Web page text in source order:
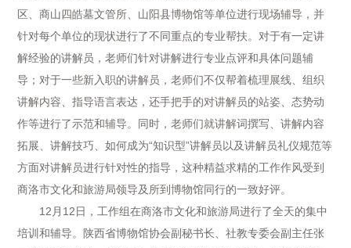
区、商山四皓墓文管所、山阳县博物馆等单位进行现场辅导，并
针对每个单位的现状进行了不同重点的专业帮扶。对于有一定讲
解经验的讲解员，老师们针对讲解进行专业点评和具体问题辅
导；对于一些新入职的讲解员，老师们不仅帮着梳理展线、组织
讲解内容、指导语言表达，还手把手的对讲解员的站姿、态势动
作等进行了示范和辅导。同时，老师们就讲解词撰写、讲解内容
拓展、讲解技巧、如何成为“知识型”讲解员以及讲解员礼仪规范等
方面对讲解员进行针对性的指导，这种精益求精的工作作风受到
商洛市文化和旅游局领导及所到博物馆同行的一致好评。
12月12日，工作组在商洛市文化和旅游局进行了全天的集中
培训和辅导。陕西省博物馆协会副秘书长、社教专委会副主任张